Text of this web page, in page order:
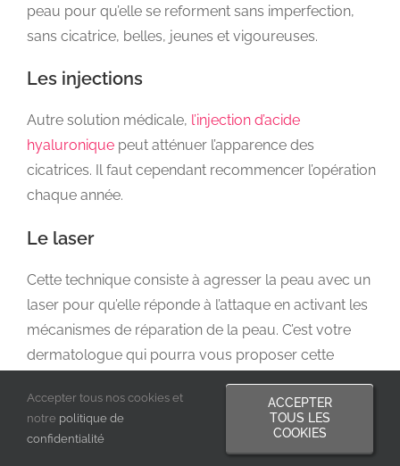
peau pour qu’elle se reforment sans imperfection,
sans cicatrice, belles, jeunes et vigoureuses.
Les injections
Autre solution médicale, l’injection d’acide
hyaluronique peut atténuer l’apparence des
cicatrices. Il faut cependant recommencer l’opération
chaque année.
Le laser
Cette technique consiste à agresser la peau avec un
laser pour qu’elle réponde à l’attaque en activant les
mécanismes de réparation de la peau. C’est votre
dermatologue qui pourra vous proposer cette
méthode efficace mais délicate.
La guerre des boutons
Accepter tous nos cookies et
notre politique de
confidentialité
ACCEPTER
TOUS LES
COOKIES